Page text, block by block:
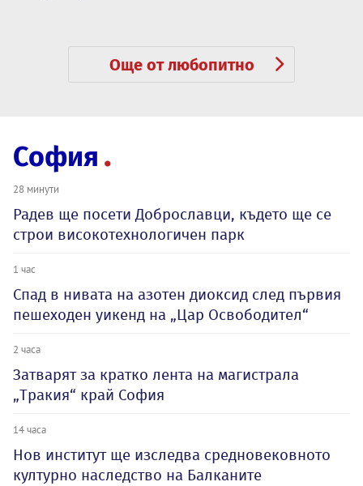
Още от любопитно
София
28 минути
Радев ще посети Доброславци, където ще се
строи високотехнологичен парк
1 час
Спад в нивата на азотен диоксид след първия
пешеходен уикенд на „Цар Освободител“
2 часа
Затварят за кратко лента на магистрала
„Тракия“ край София
14 часа
Нов институт ще изследва средновековното
културно наследство на Балканите